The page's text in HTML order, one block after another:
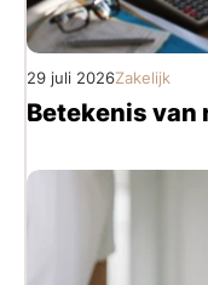
29 juli 2026Zakelijk
Betekenis